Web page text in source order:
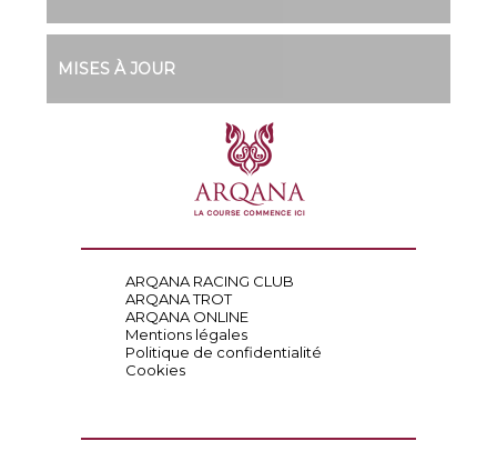
MISES À JOUR
ARQANA RACING CLUB
ARQANA TROT
ARQANA ONLINE
Mentions légales
Politique de confidentialité
Cookies